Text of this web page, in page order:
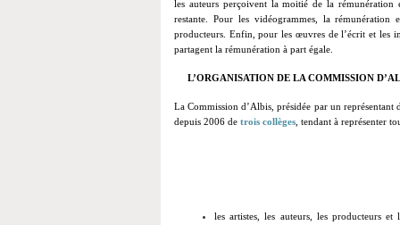
les auteurs perçoivent la moitié de la rémunération
restante. Pour les vidéogrammes, la rémunération
producteurs. Enfin, pour les œuvres de l’écrit et les
partagent la rémunération à part égale.
L’ORGANISATION DE LA COMMISSION
La Commission d’Albis, présidée par un
depuis 2006 de trois collèges , tendant à représenter
les artistes, les auteurs, les producteurs